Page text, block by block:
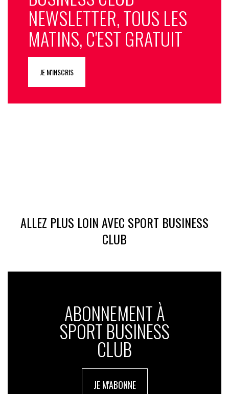
NEWSLETTER, TOUS LES
MATINS, C'EST GRATUIT
JE M'INSCRIS
ALLEZ PLUS LOIN AVEC SPORT BUSINESS
CLUB
ABONNEMENT À
SPORT BUSINESS
CLUB
JE M'ABONNE